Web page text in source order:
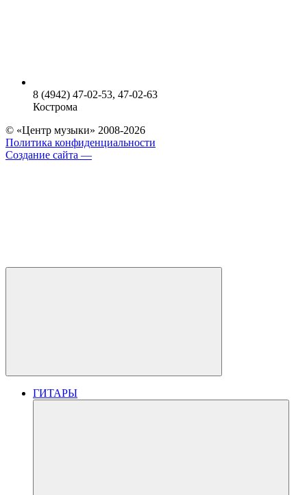
8 (4942) 47-02-53, 47-02-63
Кострома
© «Центр музыки» 2008-2026
Политика конфиденциальности
Создание сайта —
ГИТАРЫ